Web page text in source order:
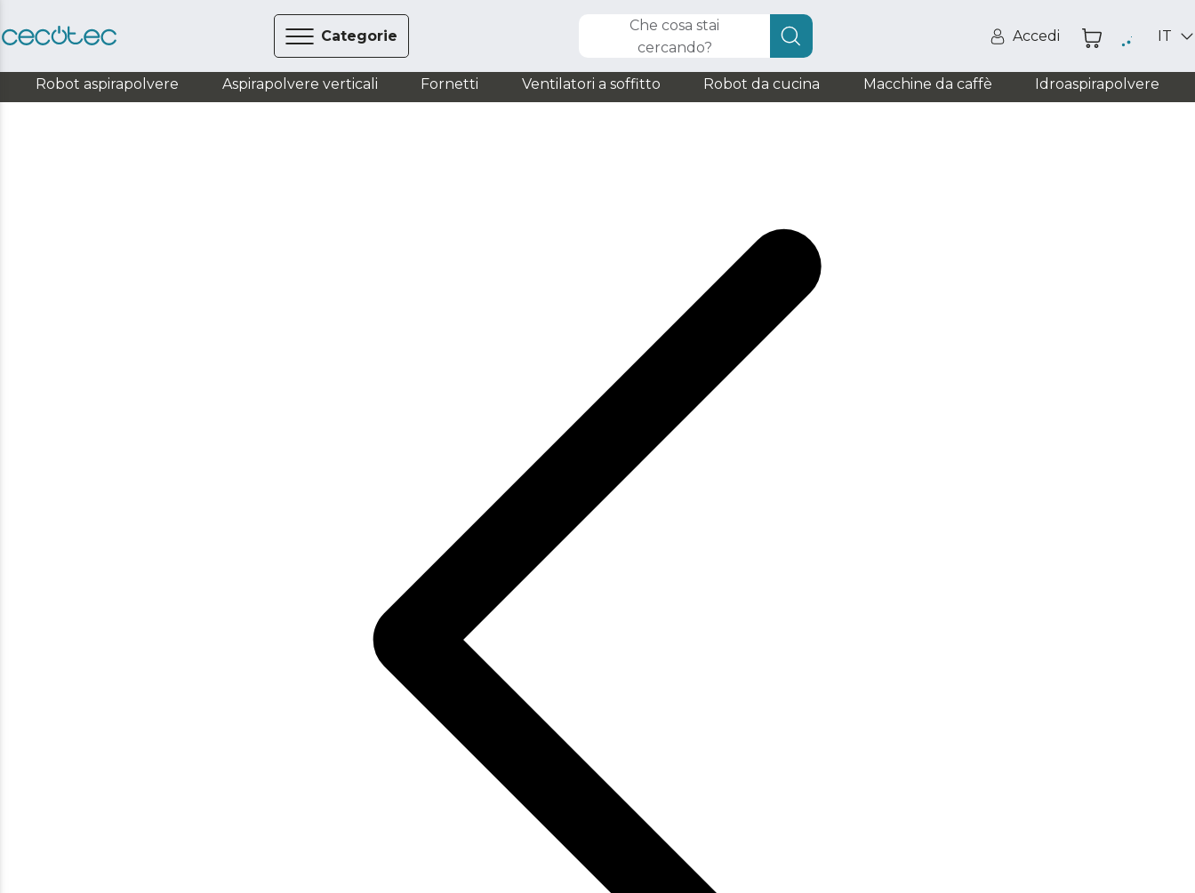
Categorie
Che cosa stai
cercando?
Accedi IT
Robot aspirapolvere Aspirapolvere verticali Fornetti Ventilatori a soffitto Robot da cucina Macchine da caffè Idroaspirapolvere